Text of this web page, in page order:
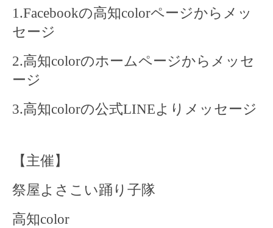
1.Facebookの高知colorページからメッ
セージ
2.高知colorのホームページからメッセ
ージ
3.高知colorの公式LINEよりメッセージ
【主催】
祭屋よさこい踊り子隊
高知color